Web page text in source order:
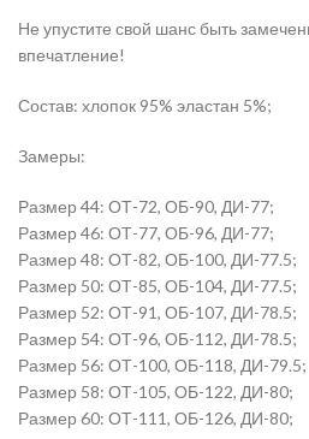
Не упустите свой шанс быть
впечатление!
Состав: хлопок 95% эластан 5%;
Замеры:
Размер 44: ОТ-72, ОБ-90, ДИ-77;
Размер 46: ОТ-77, ОБ-96, ДИ-77;
Размер 48: ОТ-82, ОБ-100, ДИ-77.5;
Размер 50: ОТ-85, ОБ-104, ДИ-77.5;
Размер 52: ОТ-91, ОБ-107, ДИ-78.5;
Размер 54: ОТ-96, ОБ-112, ДИ-78.5;
Размер 56: ОТ-100, ОБ-118, ДИ-79.5;
Размер 58: ОТ-105, ОБ-122, ДИ-80;
Размер 60: ОТ-111, ОБ-126, ДИ-80;